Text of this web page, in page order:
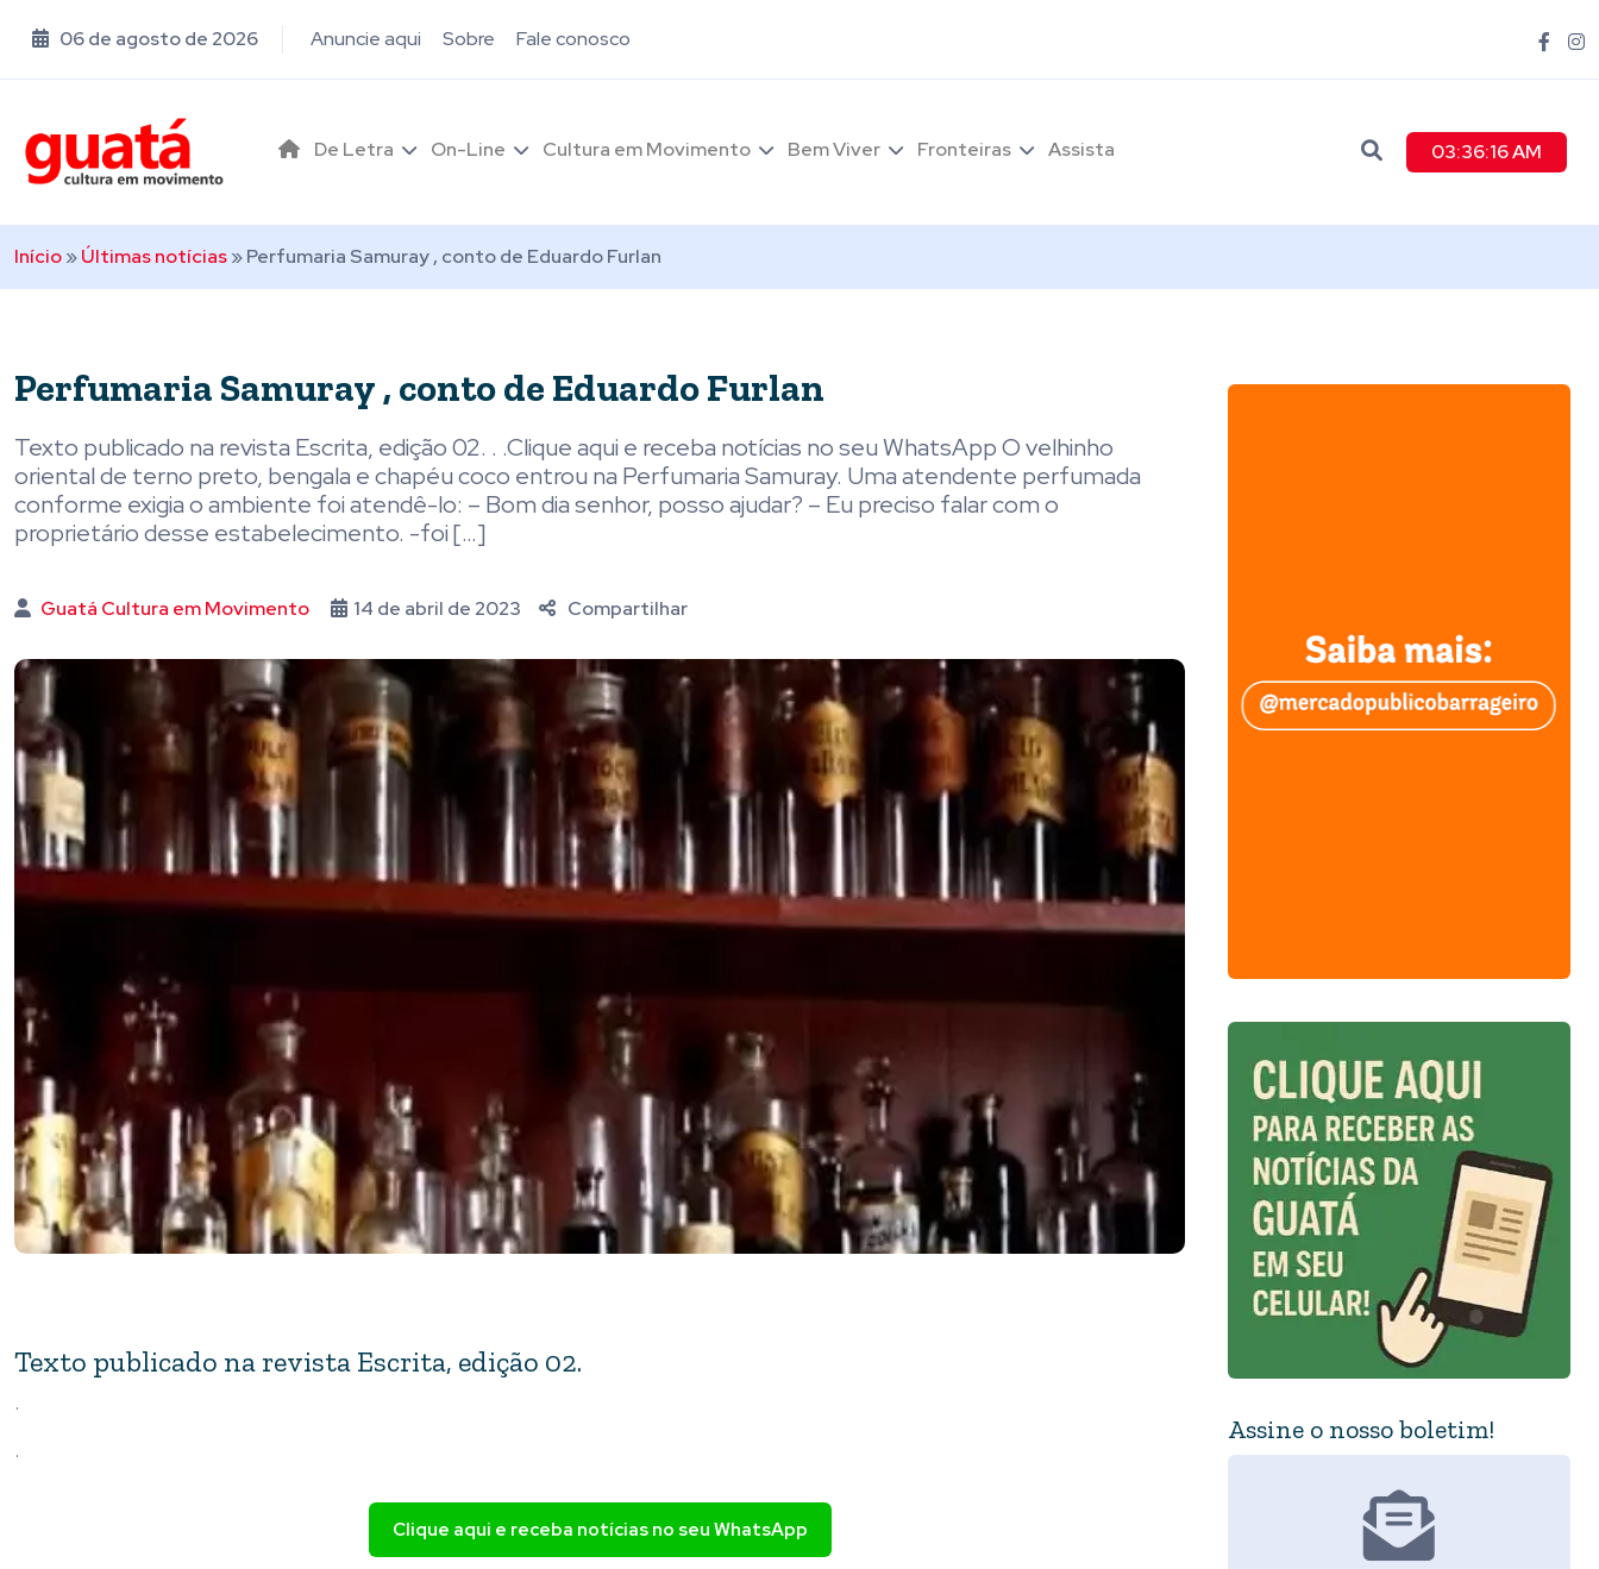
06 de agosto de 2026 Anuncie aqui Sobre Fale conosco
De Letra On-Line Cultura em Movimento Bem Viver Fronteiras Assista 03:36:17 AM
Início»Últimas notícias»Perfumaria Samuray , conto de Eduardo Furlan
Perfumaria Samuray , conto de Eduardo Furlan
Texto publicado na revista Escrita, edição 02. . .Clique aqui e receba notícias no seu WhatsApp O velhinho
oriental de terno preto, bengala e chapéu coco entrou na Perfumaria Samuray. Uma atendente perfumada
conforme exigia o ambiente foi atendê-lo: – Bom dia senhor, posso ajudar? – Eu preciso falar com o
proprietário desse estabelecimento. -foi […]
Guatá Cultura em Movimento 14 de abril de 2023 Compartilhar
Texto publicado na revista Escrita, edição 02.
.
.
Clique aqui e receba notícias no seu WhatsApp
Assine o nosso boletim!